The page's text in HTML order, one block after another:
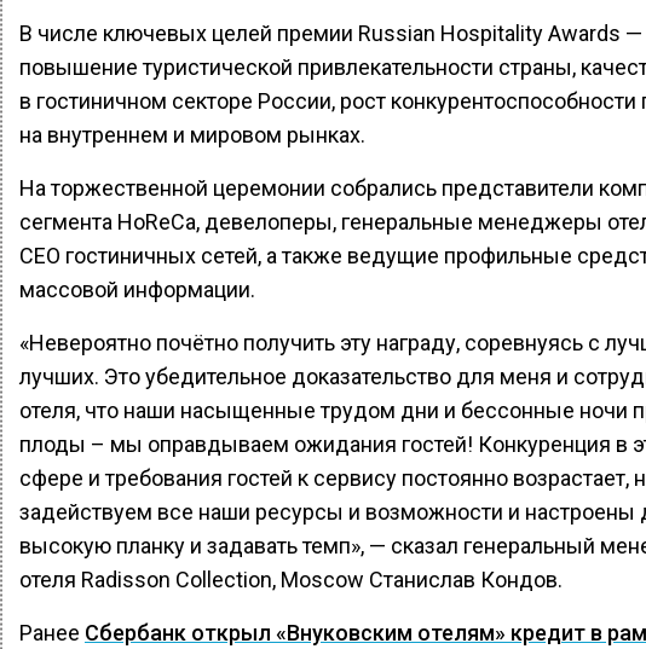
В числе ключевых целей премии Russian Hospitality Awards —
повышение туристической привлекательности страны,
в гостиничном секторе России, рост конкурентоспособности
на внутреннем и мировом рынках.
На торжественной церемонии собрались представители
сегмента HoReCa, девелоперы, генеральные менеджеры
CEO гостиничных сетей, а также ведущие профильные
массовой информации.
«Невероятно почётно получить эту награду, соревнуясь с
лучших. Это убедительное доказательство для меня и
отеля, что наши насыщенные трудом дни и бессонные ночи
плоды – мы оправдываем ожидания гостей! Конкуренция в
сфере и требования гостей к сервису постоянно возрастает,
задействуем все наши ресурсы и возможности и настроены
высокую планку и задавать темп», — сказал генеральный
отеля Radisson Collection, Moscow Станислав Кондов.
Ранее Сбербанк открыл «Внуковским отелям» кредит в